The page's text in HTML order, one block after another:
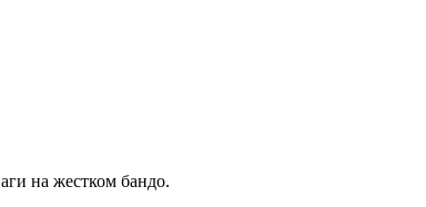
на жестком бандо.